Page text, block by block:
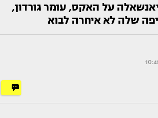
על האקס, עומר גורדון,
שלה לא איחרה לבוא